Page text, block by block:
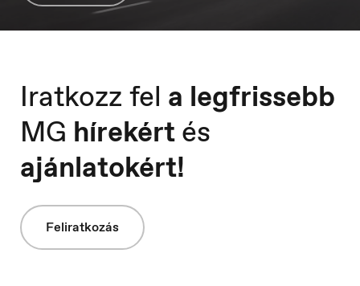
Français
Macedonia
Македонски
Iratkozz fel a legfrissebb
MG hírekértés
ajánlatokért!
Feliratkozás